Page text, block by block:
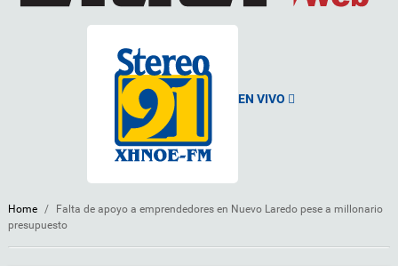
EN VIVO
Home /
Falta de apoyo a emprendedores en Nuevo Laredo pese a millonario
presupuesto